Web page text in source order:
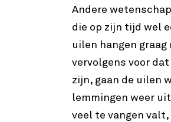
Andere
die op zijn tijd wel
uilen hangen
vervolgens voor
zijn, gaan de uilen
lemmingen weer
veel te vangen